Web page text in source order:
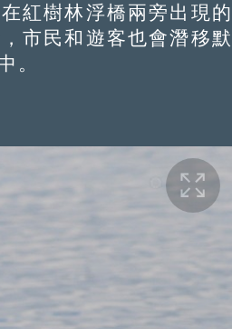
紅樹林浮橋兩旁出現的
市民和遊客也會潛移默
。